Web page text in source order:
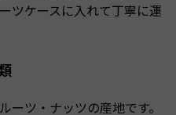
ツケースに入れて丁寧に運
ーツ・ナッツの産地です。